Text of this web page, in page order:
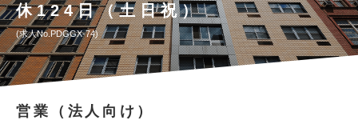
休124日（土日祝）
求人No.PDGGX-74
営業（法人向け）